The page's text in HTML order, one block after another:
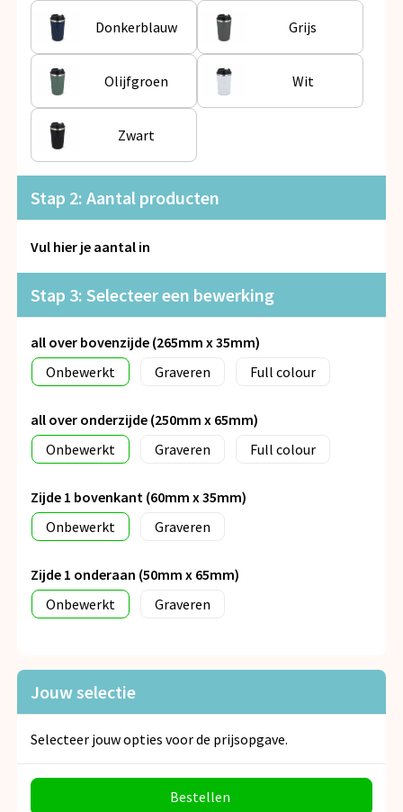
Snoepgoed
Spellen voor binnen en buiten
Veiligheid, Auto en Fiets
Vrije tijd en Strand
Donkerblauw Grijs
Olijfgroen Wit
Zwart
Stap 2: Aantal producten
Vul hier je aantal in
Stap 3: Selecteer een bewerking
all over bovenzijde (265mm x 35mm)
Onbewerkt
Graveren Full colour
all over onderzijde (250mm x 65mm)
Onbewerkt
Graveren Full colour
Zijde 1 bovenkant (60mm x 35mm)
Onbewerkt
Graveren
Zijde 1 onderaan (50mm x 65mm)
Onbewerkt
Graveren
Jouw selectie
Selecteer jouw opties voor de prijsopgave.
Bestellen